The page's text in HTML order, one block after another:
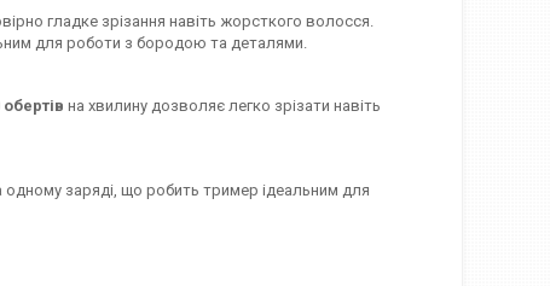
гладке зрізання навіть жорсткого волосся.
для роботи з бородою та деталями.
обертів на хвилину дозволяє легко зрізати навіть
одному заряді, що робить тример ідеальним для